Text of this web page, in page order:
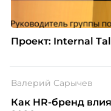
Проект: Internal
Валерий Сарычев
Как HR-бренд